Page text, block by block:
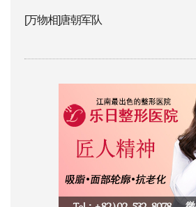
[万物相]唐朝军队